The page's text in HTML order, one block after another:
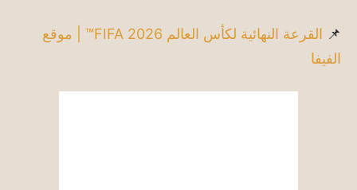
📌
القرعة النهائية لكأس العالم FIFA 2026™ | موقع
الفيفا